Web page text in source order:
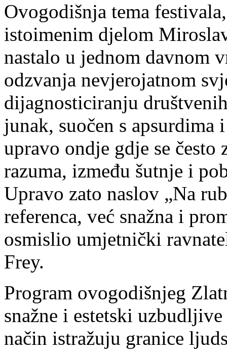
Ovogodišnja tema
istoimenim djelom
nastalo u jednom davnom
odzvanja nevjerojatnom
dijagnosticiranju
junak, suočen s
upravo ondje gdje se često
razuma, između šutnje i
Upravo zato naslov „Na
referenca, već snažna i
osmislio umjetnički
Frey.
Program ovogodišnjeg
snažne i estetski
način istražuju granice